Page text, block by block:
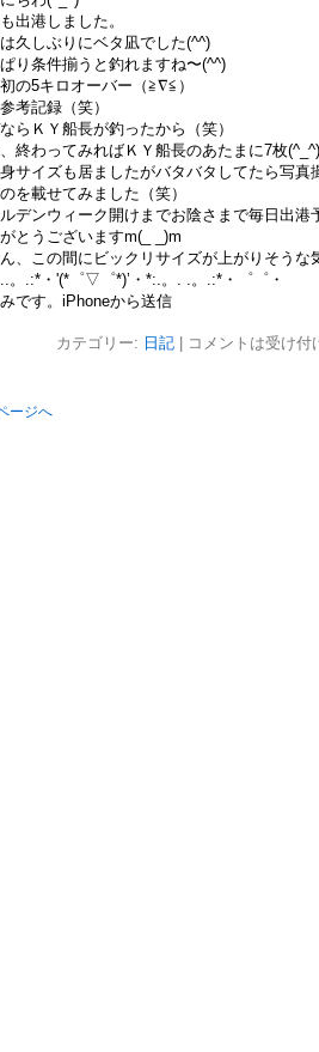
出港しました。
久しぶりにベタ凪でした(^^)
り条件揃うと釣れますね〜(^^)
の5キロオーバー（≧∇≦）
考記録（笑）
らＫＹ船長が釣ったから（笑）
終わってみればＫＹ船長のあたまに7枚(^_^)
サイズも居ましたがバタバタしてたら写真
を載せてみました（笑）
デンウィーク開けまでお陰さまで毎日出港
とうございますm(_ _)m
、この間にビックリサイズが上がりそうな
。.:*・'(*゜▽゜*)’・*:.。. .。.:*・゜゜・
です。iPhoneから送信
カテゴリー: 日記| コメントは受け付
ージへ